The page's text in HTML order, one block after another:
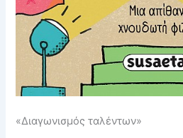
«Διαγωνισμός ταλέντων»